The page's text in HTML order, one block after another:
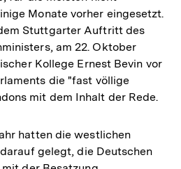
Monate vorher eingesetzt.
Stuttgarter Auftritt des
am 22. Oktober
Kollege Ernest Bevin vor
die "fast völlige
mit dem Inhalt der Rede.
hatten die westlichen
gelegt, die Deutschen